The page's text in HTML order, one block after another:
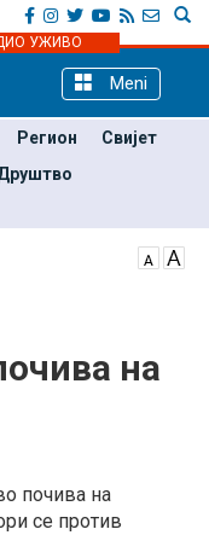
УЖИВО
Meni
Регион
Свијет
на
почива на
се против